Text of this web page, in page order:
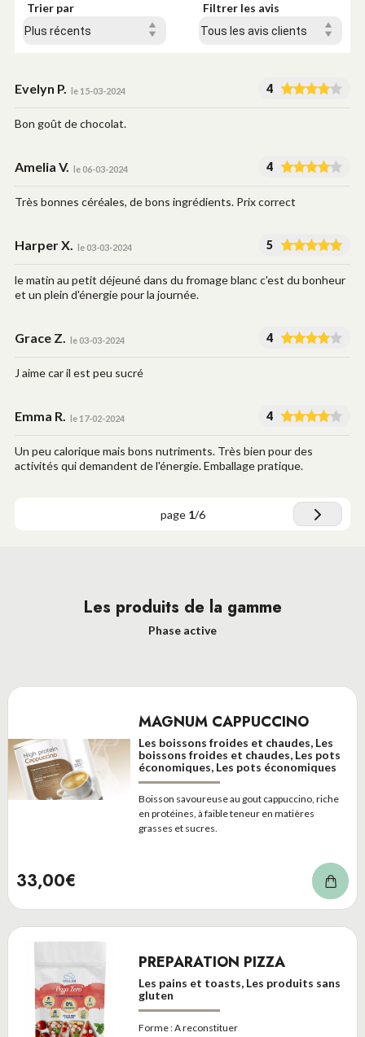
Trier par Filtrer les avis
Evelyn P. le 15-03-2024 4
Bon goût de chocolat.
Amelia V. le 06-03-2024 4
Très bonnes céréales, de bons ingrédients. Prix correct
Harper X. le 03-03-2024 5
le matin au petit déjeuné dans du fromage blanc c'est du bonheur
et un plein d'énergie pour la journée.
Grace Z. le 03-03-2024 4
J aime car il est peu sucré
Emma R. le 17-02-2024 4
Un peu calorique mais bons nutriments. Très bien pour des
activités qui demandent de l'énergie. Emballage pratique.
page 1/6
Les produits de la gamme
Phase active
MAGNUM CAPPUCCINO
Les boissons froides et chaudes, Les
boissons froides et chaudes, Les pots
économiques, Les pots économiques
Boisson savoureuse au gout cappuccino, riche
en protéines, à faible teneur en matières
grasses et sucres.
33,00€
PREPARATION PIZZA
Les pains et toasts, Les produits sans
gluten
Forme :A reconstituer